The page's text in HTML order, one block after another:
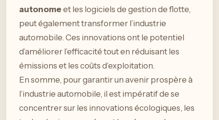
autonome et les logiciels de gestion de flotte,
peut également transformer l’industrie
automobile. Ces innovations ont le potentiel
d’améliorer l’efficacité tout en réduisant les
émissions et les coûts d’exploitation.
En somme, pour garantir un avenir prospère à
l’industrie automobile, il est impératif de se
concentrer sur les innovations écologiques, les